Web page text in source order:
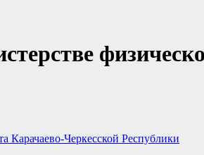
Карачаево-Черкесской Республики